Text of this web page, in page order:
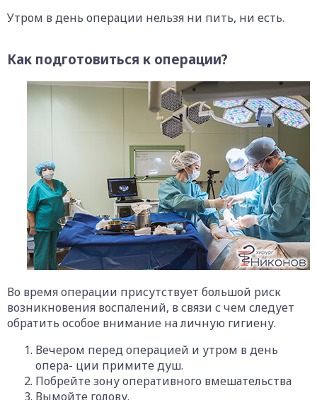
Утром в день операции нельзя ни пить, ни есть.
Как подготовиться к операции?
Во время операции присутствует большой риск
возникновения воспалений, в связи с чем следует
обратить особое внимание на личную гигиену.
Вечером перед операцией и утром в день
опера- ции примите душ.
Побрейте зону оперативного вмешательства
Вымойте голову.